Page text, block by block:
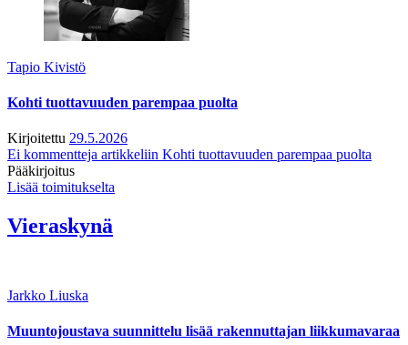
Tapio Kivistö
Kohti tuottavuuden parempaa puolta
Kirjoitettu 29.5.2026
Ei kommentteja artikkeliin Kohti tuottavuuden parempaa puolta
Pääkirjoitus
Lisää toimitukselta
Vieraskynä
Jarkko Liuska
Muuntojoustava suunnittelu lisää rakennuttajan liikkumavaraa